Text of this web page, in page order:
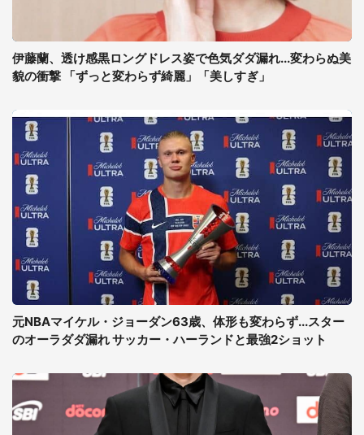
伊藤蘭、透け感黒ロングドレス姿で色気ダダ漏れ...変わらぬ美
貌の衝撃 「ずっと変わらず綺麗」「美しすぎ」
元NBAマイケル・ジョーダン63歳、体形も変わらず...スター
のオーラダダ漏れ サッカー・ハーランドと最強2ショット